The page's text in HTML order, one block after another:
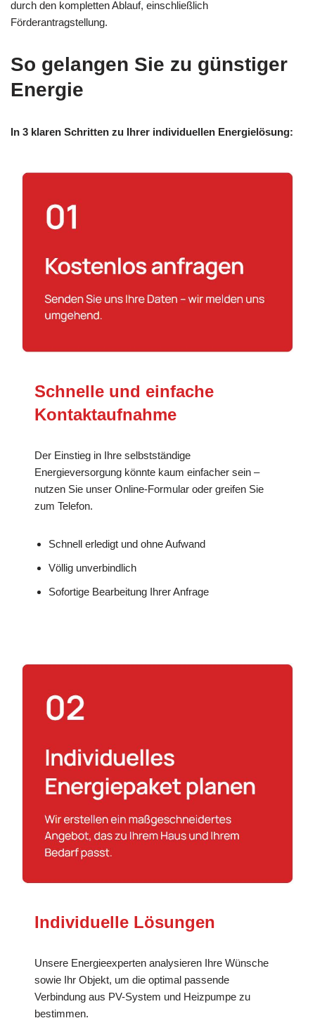
durch den kompletten Ablauf, einschließlich
Förderantragstellung.
So gelangen Sie zu günstiger
Energie
In 3 klaren Schritten zu Ihrer individuellen Energielösung:
Schnelle und einfache
Kontaktaufnahme
Der Einstieg in Ihre selbstständige
Energieversorgung könnte kaum einfacher sein –
nutzen Sie unser Online-Formular oder greifen Sie
zum Telefon.
Schnell erledigt und ohne Aufwand
Völlig unverbindlich
Sofortige Bearbeitung Ihrer Anfrage
Individuelle Lösungen
Unsere Energieexperten analysieren Ihre Wünsche
sowie Ihr Objekt, um die optimal passende
Verbindung aus PV-System und Heizpumpe zu
bestimmen.